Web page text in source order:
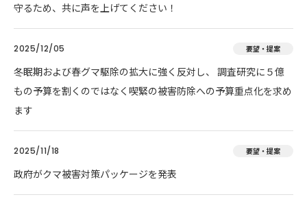
守るため、共に声を上げてください！
2025/12/05 要望・提案
冬眠期および春グマ駆除の拡大に強く反対し、 調査研究に５億
もの予算を割くのではなく喫緊の被害防除への予算重点化を求め
ます
2025/11/18 要望・提案
政府がクマ被害対策パッケージを発表